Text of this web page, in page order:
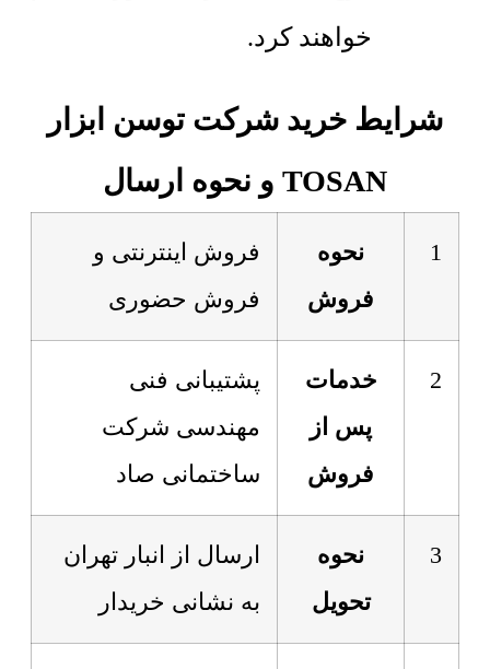
خواهند کرد.
شرایط خرید شرکت توسن ابزار
TOSAN و نحوه ارسال
1
نحوه
فروش
فروش اینترنتی و
فروش حضوری
2
خدمات
پس از
فروش
پشتیبانی فنی
مهندسی شرکت
ساختمانی صاد
3
نحوه
تحویل
ارسال از انبار تهران
به نشانی خریدار